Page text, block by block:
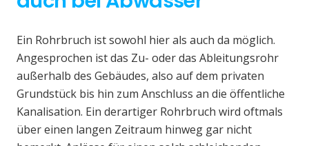
Ein Rohrbruch ist sowohl hier als auch da möglich.
Angesprochen ist das Zu- oder das Ableitungsrohr
außerhalb des Gebäudes, also auf dem privaten
Grundstück bis hin zum Anschluss an die öffentliche
Kanalisation. Ein derartiger Rohrbruch wird oftmals
über einen langen Zeitraum hinweg gar nicht